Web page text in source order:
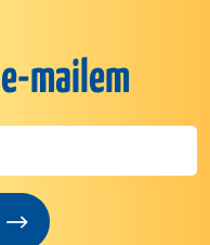
mailem